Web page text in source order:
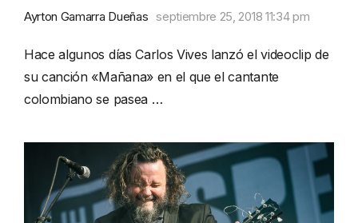
Ayrton Gamarra Dueñas septiembre 25, 2018 11:34 pm
Hace algunos días Carlos Vives lanzó el videoclip de
su canción «Mañana» en el que el cantante
colombiano se pasea …